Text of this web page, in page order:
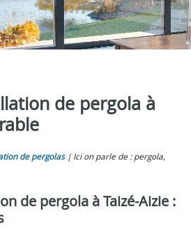
de pergola à
de pergolas
Ici on parle de : pergola,
de pergola à Taizé-Aizie :